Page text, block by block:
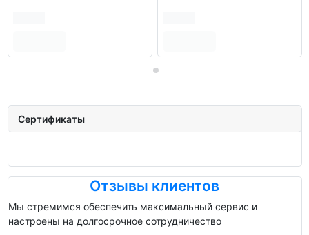
Сертификаты
Отзывы клиентов
Мы стремимся обеспечить максимальный сервис и
настроены на долгосрочное сотрудничество